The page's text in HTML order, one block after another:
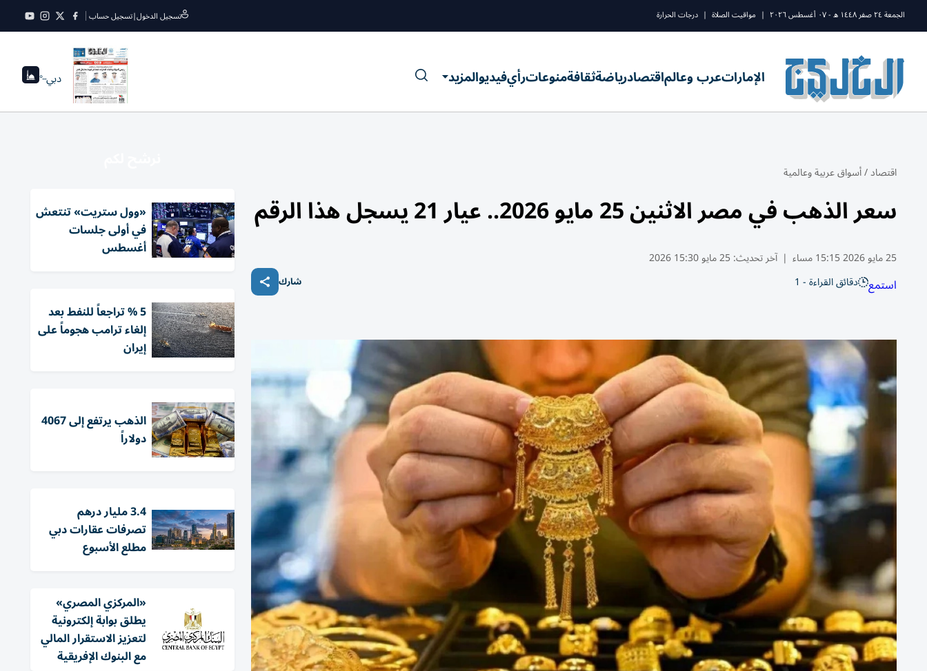
الجمعة ٢٤ صفر ١٤٤٨ ه - ٠٧ أغسطس ٢٠٢٦ | مواقيت الصلاة | درجات الحرارة تسجيل الدخول|تسجيل حساب
الإماراتعرب وعالماقتصادرياضةثقافةمنوعاترأيفيديوالمزيد دبي--°
اقتصاد/أسواق عربية وعالمية
سعر الذهب في مصر الاثنين 25 مايو 2026.. عيار 21 يسجل هذا الرقم
25 مايو 2026 15:15 مساء | آخر تحديث:25 مايو 15:30 2026
استمع دقائق القراءة - 1 شارك
«وول ستريت» تنتعش
في أولى جلسات
أغسطس
5 % تراجعاً للنفط بعد
إلغاء ترامب هجوماً على
إيران
الذهب يرتفع إلى 4067
دولاراً
3.4 مليار درهم
تصرفات عقارات دبي
مطلع الأسبوع
«المركزي المصري»
يطلق بوابة إلكترونية
لتعزيز الاستقرار المالي
مع البنوك الإفريقية